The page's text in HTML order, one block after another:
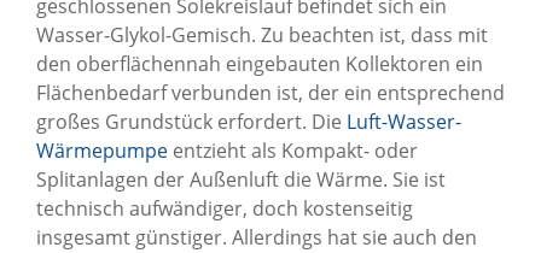
geschlossenen Solekreislauf befindet sich ein
Wasser-Glykol-Gemisch. Zu beachten ist, dass mit
den oberflächennah eingebauten Kollektoren ein
Flächenbedarf verbunden ist, der ein entsprechend
großes Grundstück erfordert. Die Luft-Wasser-
Wärmepumpe entzieht als Kompakt- oder
Splitanlagen der Außenluft die Wärme. Sie ist
technisch aufwändiger, doch kostenseitig
insgesamt günstiger. Allerdings hat sie auch den